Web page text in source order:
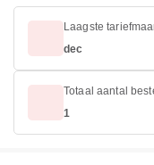
Laagste
dec
Totaal aantal
1